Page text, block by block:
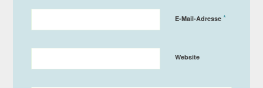
E-Mail-Adresse *
Website